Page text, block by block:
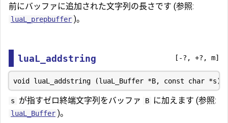
前にバッファに追加された文字列の長さです (参照:
luaL_prepbuffer )。
luaL_addstring [-?, +?, m]
s が指すゼロ終端文字列をバッファ B に加えます (参照:
luaL_Buffer )。